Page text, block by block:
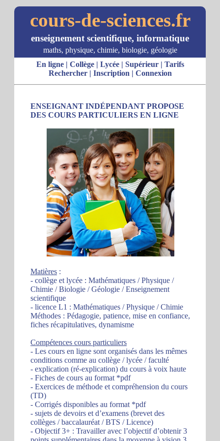
cours-de-sciences.fr
enseignement scientifique, informatique
maths, physique, chimie, biologie, géologie
En ligne| Collège| Lycée| Supérieur| Tarifs
Rechercher| Inscription | Connexion
ENSEIGNANT INDÉPENDANT PROPOSE
DES COURS PARTICULIERS EN LIGNE
Matières :
- collège et lycée : Mathématiques / Physique /
Chimie / Biologie / Géologie / Enseignement
scientifique
- licence L1 : Mathématiques / Physique / Chimie
Méthodes : Pédagogie, patience, mise en confiance,
fiches récapitulatives, dynamisme
Compétences cours particuliers
- Les cours en ligne sont organisés dans les mêmes
conditions comme au collège / lycée / faculté
- explication (ré-explication) du cours à voix haute
- Fiches de cours au format *pdf
- Exercices de méthode et compréhension du cours
(TD)
- Corrigés disponibles au format *pdf
- sujets de devoirs et d’examens (brevet des
collèges / baccalauréat / BTS / Licence)
- Objectif 3+ : Travailler avec l’objectif d’obtenir 3